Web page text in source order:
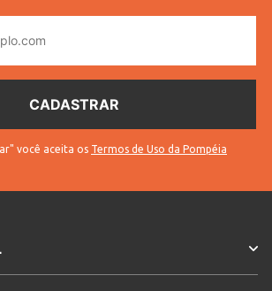
você aceita os Termos de Uso da Pompéia